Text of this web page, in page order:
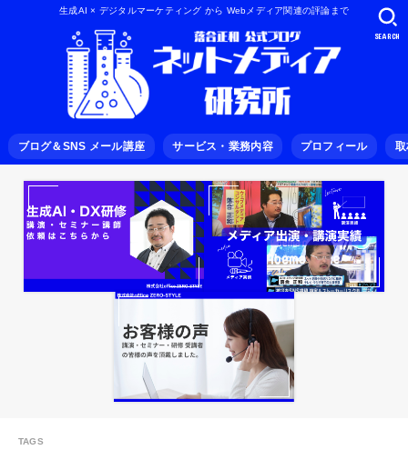
生成AI × デジタルマーケティング から Webメディア関連の評論まで
ブログ＆SNS メール講座 サービス・業務内容 プロフィール 取
SEARCH